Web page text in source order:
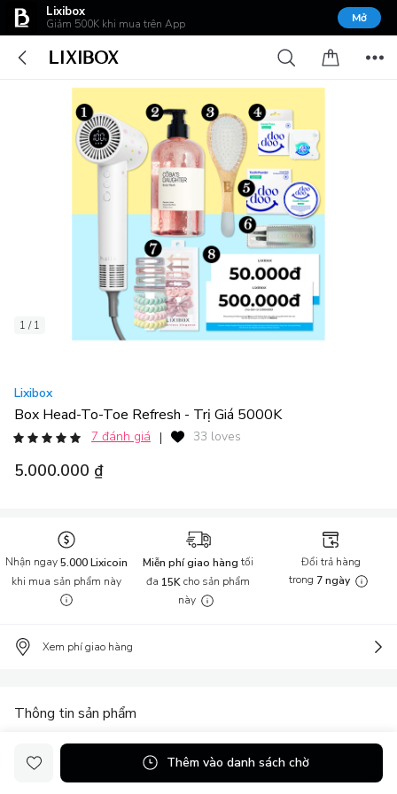
Lixibox
Giảm 500K khi mua trên App Mở
1 / 1
Lixibox
Box Head-To-Toe Refresh - Trị Giá 5000K
7 đánh giá | 33 loves
5.000.000 ₫
Nhận ngay5.000 Lixicoin
khi mua sản phẩm này
Miễn phí giao hàngtối
đa 15Kcho sản phẩm
này
Đổi trả hàng
trong 7 ngày
Xem phí giao hàng
Thông tin sản phẩm
Box Head-to-Toe Refresh - trị giá 5000K 1 Máy Sấy Tóc Halio
Plasma Hair Dryer Dành Cho Tóc Mỏng - Spring Breeze 1 Bột
Trắng Răng doodoo Tooth Powder Cool Mint 50g 1 Chỉ Nha Khoa
Thêm vào danh sách chờ